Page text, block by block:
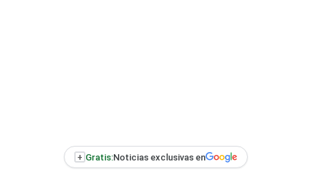
+ Gratis:Noticias exclusivas en